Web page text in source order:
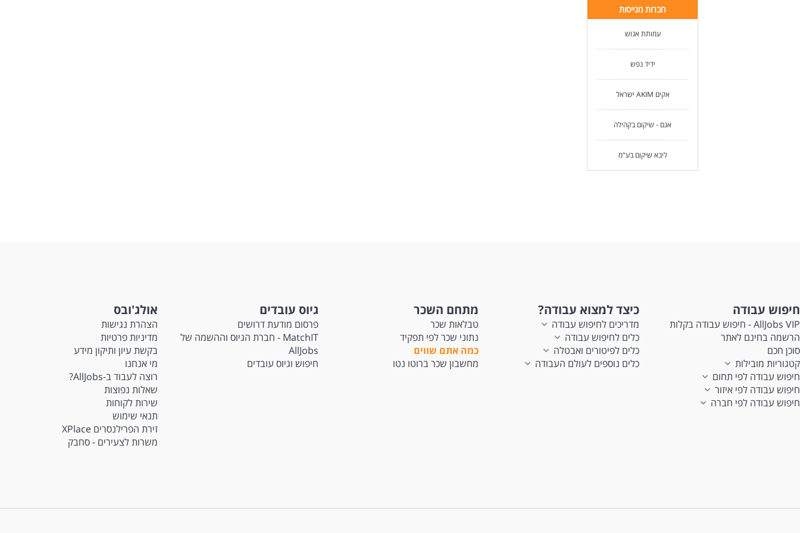
חברות מגייסות
עמותת אנוש
ידיד נפש
אקים AKIM ישראל
אגם - שיקום בקהילה
ליבא שיקום בע"מ
חיפוש עבודה
AllJobs VIP - חיפוש עבודה בקלות
הרשמה בחינם לאתר
סוכן חכם
קטגוריות מובילות
חיפוש עבודה לפי תחום
חיפוש עבודה לפי איזור
חיפוש עבודה לפי חברה
כיצד למצוא עבודה?
מדריכים לחיפוש עבודה
כלים לחיפוש עבודה
כלים לפיטורים ואבטלה
כלים נוספים לעולם העבודה
מתחם השכר
טבלאות שכר
נתוני שכר לפי תפקיד
כמה אתם שווים
מחשבון שכר ברוטו נטו
גיוס עובדים
פרסום מודעת דרושים
MatchIT - חברת הגיוס וההשמה של
AllJobs
חיפוש וגיוס עובדים
אולג'ובס
הצהרת נגישות
מדיניות פרטיות
בקשת עיון ותיקון מידע
מי אנחנו
רוצה לעבוד ב-AllJobs?
שאלות נפוצות
שירות לקוחות
תנאי שימוש
זירת הפרילנסרים XPlace
משרות לצעירים - סחבק